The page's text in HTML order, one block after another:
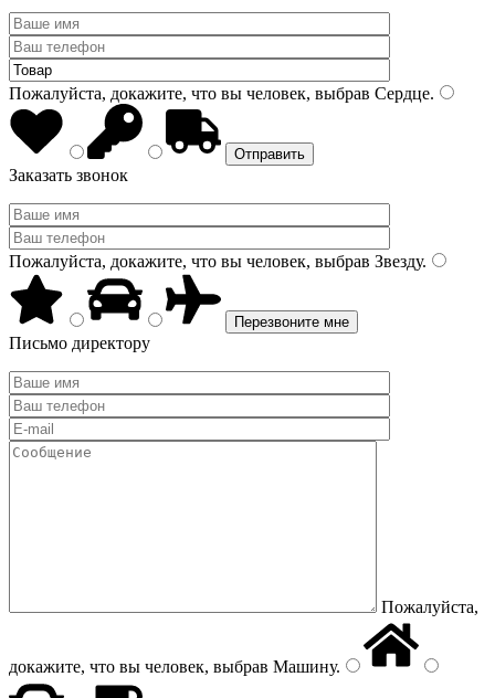
Пожалуйста, докажите, что вы человек, выбрав Сердце.
Заказать звонок
Пожалуйста, докажите, что вы человек, выбрав Звезду.
Письмо директору
Пожалуйста,
докажите, что вы человек, выбрав Машину.